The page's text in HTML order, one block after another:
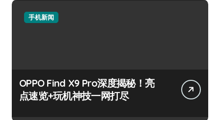
手机新闻
OPPO Find X9 Pro深度揭秘！亮
点速览+玩机神技一网打尽